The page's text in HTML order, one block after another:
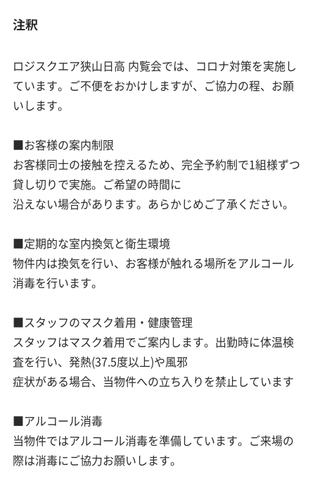
注釈
ロジスクエア狭山日高 内覧会では、コロナ対策を実施し
ています。ご不便をおかけしますが、ご協力の程、お願
いします。
■お客様の案内制限
お客様同士の接触を控えるため、完全予約制で1組様ずつ
貸し切りで実施。ご希望の時間に
沿えない場合があります。あらかじめご了承ください。
■定期的な室内換気と衛生環境
物件内は換気を行い、お客様が触れる場所をアルコール
消毒を行います。
■スタッフのマスク着用・健康管理
スタッフはマスク着用でご案内します。出勤時に体温検
査を行い、発熱(37.5度以上)や風邪
症状がある場合、当物件への立ち入りを禁止しています
■アルコール消毒
当物件ではアルコール消毒を準備しています。ご来場の
際は消毒にご協力お願いします。